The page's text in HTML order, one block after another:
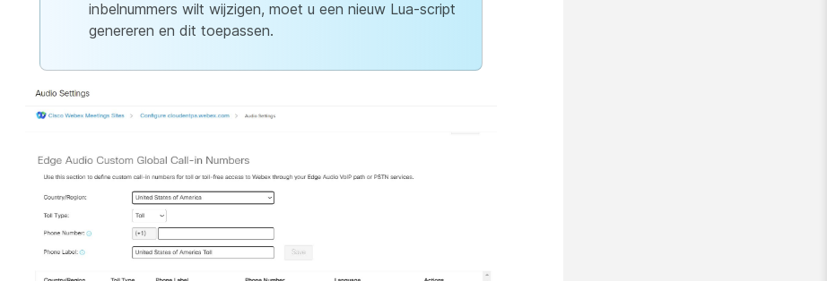
inbelnummers wilt wijzigen, moet u een nieuw Lua-script
genereren en dit toepassen.